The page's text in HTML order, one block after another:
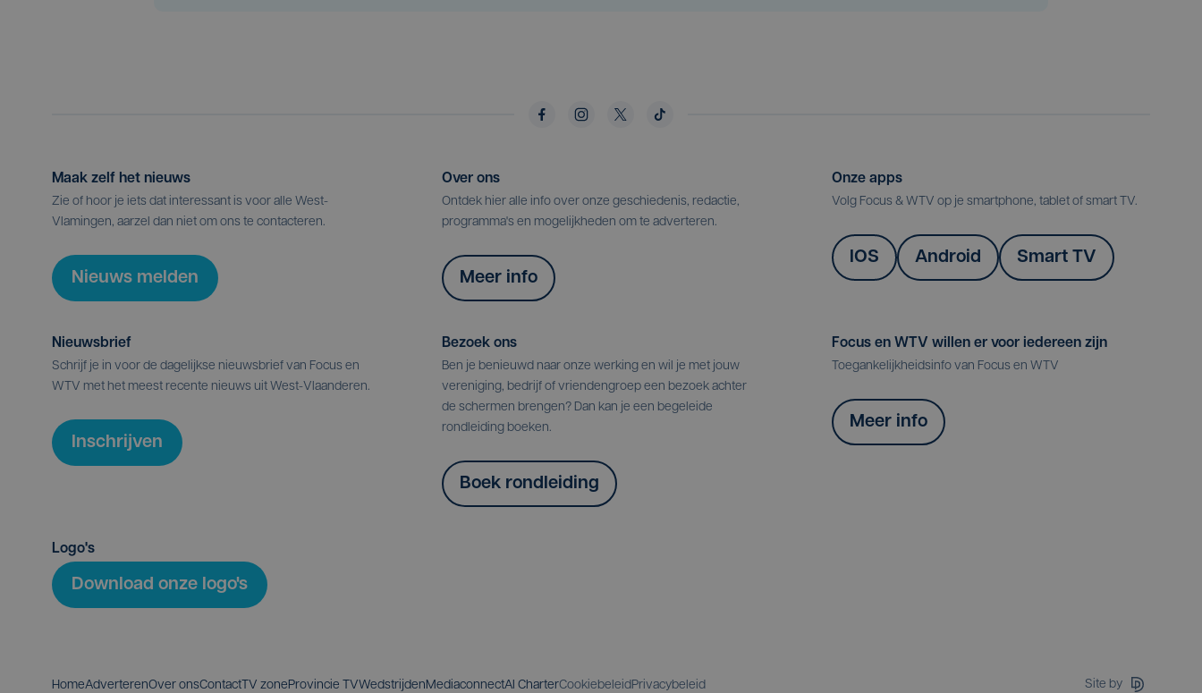
Maak zelf het nieuws
Zie of hoor je iets dat interessant is voor alle West-
Vlamingen, aarzel dan niet om ons te contacteren.
Nieuws melden
Over ons
Ontdek hier alle info over onze geschiedenis, redactie,
programma's en mogelijkheden om te adverteren.
Meer info
Onze apps
Volg Focus & WTV op je smartphone, tablet of smart TV.
IOS Android Smart TV
Nieuwsbrief
Schrijf je in voor de dagelijkse nieuwsbrief van Focus en
WTV met het meest recente nieuws uit West-Vlaanderen.
Inschrijven
Bezoek ons
Ben je benieuwd naar onze werking en wil je met jouw
vereniging, bedrijf of vriendengroep een bezoek achter
de schermen brengen? Dan kan je een begeleide
rondleiding boeken.
Boek rondleiding
Focus en WTV willen er voor iedereen zijn
Toegankelijkheidsinfo van Focus en WTV
Meer info
Logo's
Download onze logo's
HomeAdverterenOver onsContactTV zone Provincie TVWedstrijden MediaconnectAI CharterCookiebeleid Privacybeleid Site by